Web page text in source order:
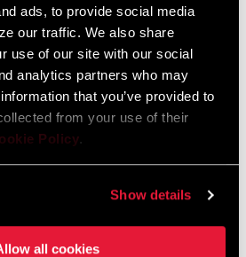
ads, to provide social media
our traffic. We also share
use of our site with our social
analytics partners who may
that you’ve provided to
from your use of their
Policy.
Show details
all cookies
17° with ATAC cleats
3 different positions of the spring